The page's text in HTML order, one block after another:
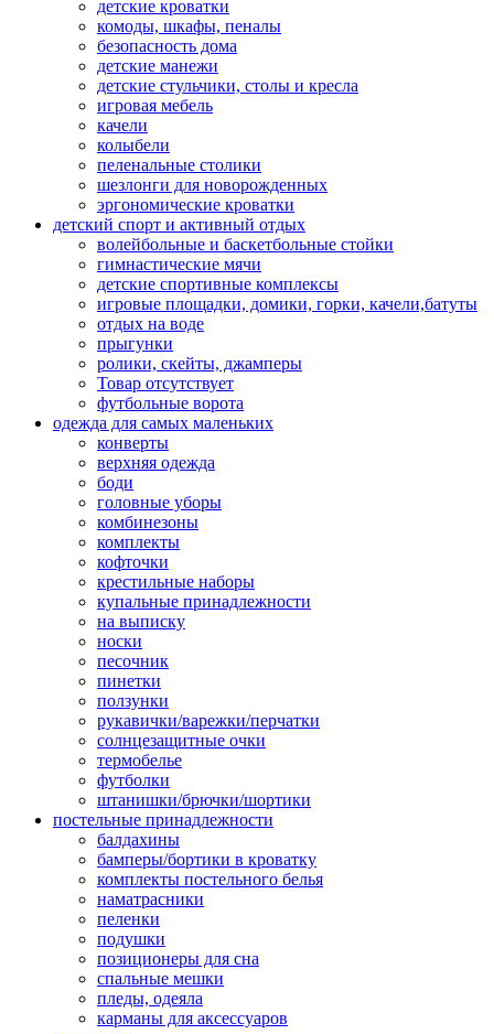
детские кроватки
комоды, шкафы, пеналы
безопасность дома
детские манежи
детские стульчики, столы и кресла
игровая мебель
качели
колыбели
пеленальные столики
шезлонги для новорожденных
эргономические кроватки
детский спорт и активный отдых
волейбольные и баскетбольные стойки
гимнастические мячи
детские спортивные комплексы
игровые площадки, домики, горки, качели,батуты
отдых на воде
прыгунки
ролики, скейты, джамперы
Товар отсутствует
футбольные ворота
одежда для самых маленьких
конверты
верхняя одежда
боди
головные уборы
комбинезоны
комплекты
кофточки
крестильные наборы
купальные принадлежности
на выписку
носки
песочник
пинетки
ползунки
рукавички/варежки/перчатки
солнцезащитные очки
термобелье
футболки
штанишки/брючки/шортики
постельные принадлежности
балдахины
бамперы/бортики в кроватку
комплекты постельного белья
наматрасники
пеленки
подушки
позиционеры для сна
спальные мешки
пледы, одеяла
карманы для аксеcсуаров